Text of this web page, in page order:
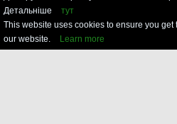
Детальніше
тут
This website uses cookies to ensure you get
our website.
Learn more